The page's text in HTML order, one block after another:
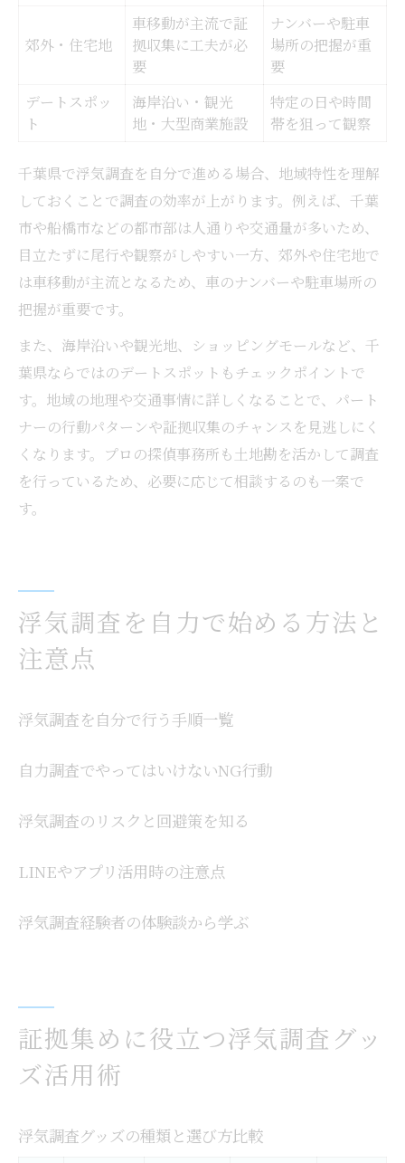
郊外・住宅地
車移動が主流で証
拠収集に工夫が必
要
ナンバーや駐車
場所の把握が重
要
デートスポッ
ト
海岸沿い・観光
地・大型商業施設
特定の日や時間
帯を狙って観察
千葉県で浮気調査を自分で進める場合、地域特性を理解
しておくことで調査の効率が上がります。例えば、千葉
市や船橋市などの都市部は人通りや交通量が多いため、
目立たずに尾行や観察がしやすい一方、郊外や住宅地で
は車移動が主流となるため、車のナンバーや駐車場所の
把握が重要です。
また、海岸沿いや観光地、ショッピングモールなど、千
葉県ならではのデートスポットもチェックポイントで
す。地域の地理や交通事情に詳しくなることで、パート
ナーの行動パターンや証拠収集のチャンスを見逃しにく
くなります。プロの探偵事務所も土地勘を活かして調査
を行っているため、必要に応じて相談するのも一案で
す。
浮気調査を自力で始める方法と
注意点
浮気調査を自分で行う手順一覧
自力調査でやってはいけないNG行動
浮気調査のリスクと回避策を知る
LINEやアプリ活用時の注意点
浮気調査経験者の体験談から学ぶ
証拠集めに役立つ浮気調査グッ
ズ活用術
浮気調査グッズの種類と選び方比較